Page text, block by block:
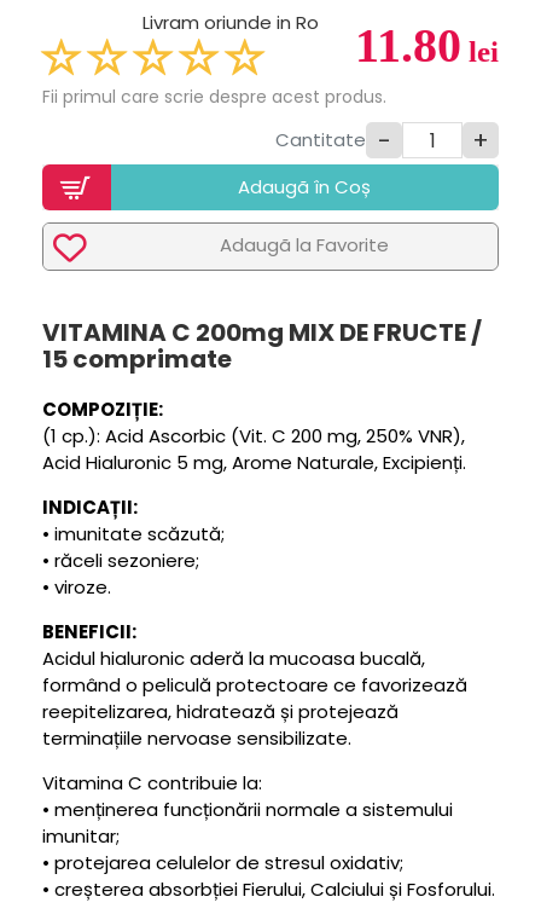
11.80 lei
Livram oriunde in Ro
Fii primul care scrie despre acest produs.
Cantitate - +
Adaugã în Coș
Adaugã la Favorite
VITAMINA C 200mg MIX DE FRUCTE /
15 comprimate
COMPOZIȚIE:
(1 cp.): Acid Ascorbic (Vit. C 200 mg, 250% VNR),
Acid Hialuronic 5 mg, Arome Naturale, Excipienți.
INDICAȚII:
• imunitate scăzută;
• răceli sezoniere;
• viroze.
BENEFICII:
Acidul hialuronic aderă la mucoasa bucală,
formând o peliculă protectoare ce favorizează
reepitelizarea, hidratează și protejează
terminațiile nervoase sensibilizate.
Vitamina C contribuie la:
• menținerea funcționării normale a sistemului
imunitar;
• protejarea celulelor de stresul oxidativ;
• creșterea absorbției Fierului, Calciului și Fosforului.